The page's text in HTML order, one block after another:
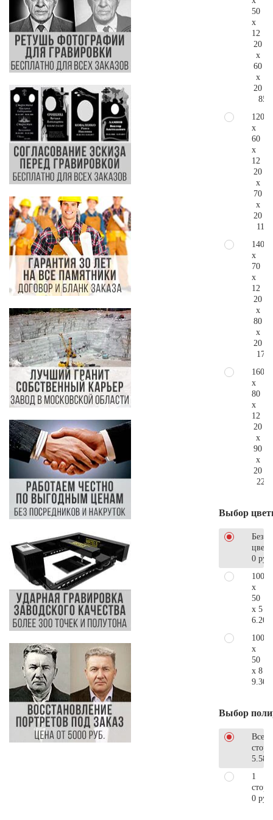
50
x
12
20
x
60
x
20
120
x
60
x
12
20
x
70
x
20
140
x
70
x
12
20
x
80
x
20
160
x
80
x
12
20
x
90
x
20
Выбор
Без
0 руб.
100
x
50
x 5
100
x
50
x 8
Выбор
Все
1
0 руб.